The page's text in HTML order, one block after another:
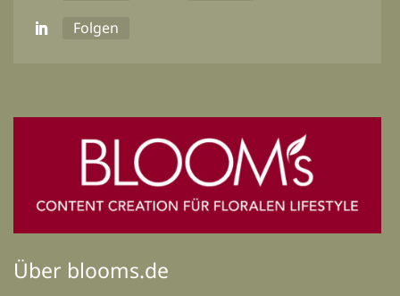
Folgen
Über blooms.de